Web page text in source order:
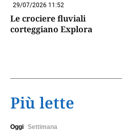
29/07/2026 11:52
Le crociere fluviali
corteggiano Explora
Più lette
Oggi Settimana